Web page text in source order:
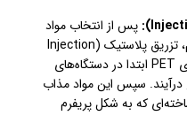
پس از انتخاب مواد
اولیه، مرحله بعدی در فرآیند تولید پریفرم، تزریق پلاستیک (Injection
Molding) است. در این مرحله، گرانول‌های PET ابتدا در دستگاه‌های
سپس این مواد مذاب
که به شکل پریفرم